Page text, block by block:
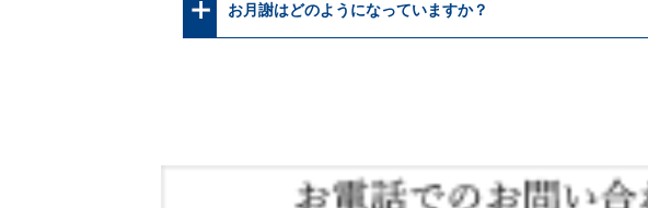
お月謝はどのようになっていますか？